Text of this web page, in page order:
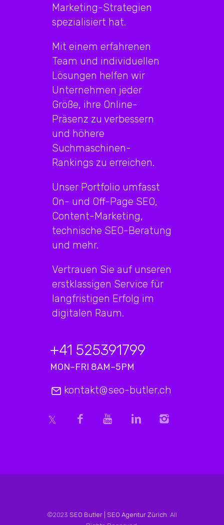
Marketing-Strategien
spezialisiert hat.
Mit einem erfahrenen
Team und individuellen
Lösungen helfen wir
Unternehmen jeder
Größe, ihre Online-
Präsenz zu verbessern
und höhere
Suchmaschinen-
Rankings zu erreichen.
Unser Portfolio umfasst
On- und Off-Page SEO,
Content-Marketing,
technische SEO-Beratung
und mehr.
Vertrauen Sie auf unseren
erstklassigen Service für
langfristigen Erfolg im
digitalen Raum.
+41 525391799
MON–FRI 8AM–5PM
kontakt@seo-butler.ch
©2023 SEO Butler | SEO Agentur Zürich. All